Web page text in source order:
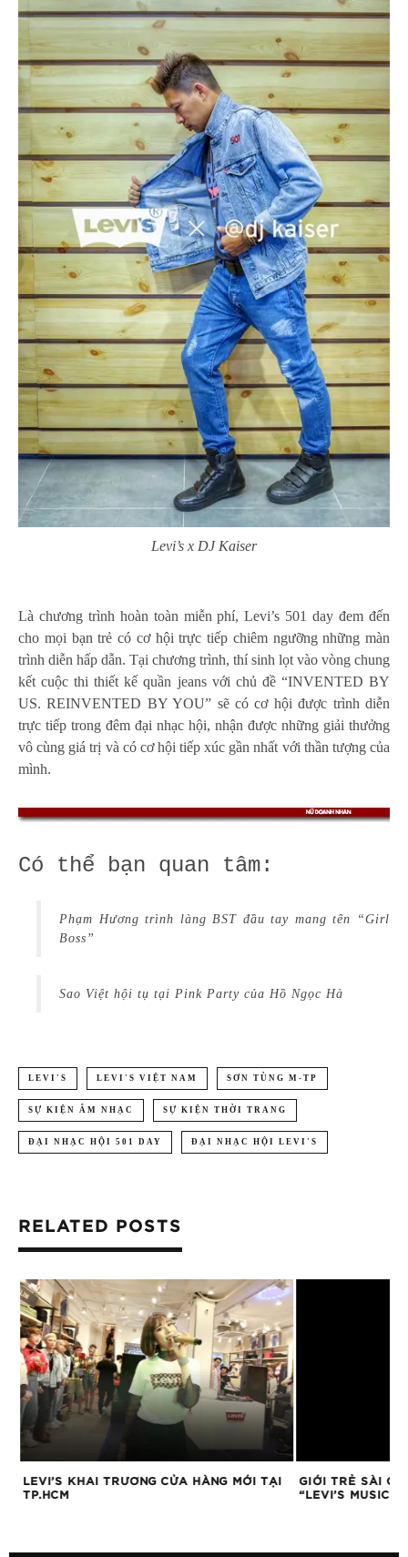
Levi’s x DJ Kaiser
Là chương trình hoàn toàn miễn phí, Levi’s 501 day đem đến
cho mọi bạn trẻ có cơ hội trực tiếp chiêm ngưỡng những màn
trình diễn hấp dẫn. Tại chương trình, thí sinh lọt vào vòng chung
kết cuộc thi thiết kế quần jeans với chủ đề “INVENTED BY
US. REINVENTED BY YOU” sẽ có cơ hội được trình diễn
trực tiếp trong đêm đại nhạc hội, nhận được những giải thưởng
vô cùng giá trị và có cơ hội tiếp xúc gần nhất với thần tượng của
mình.
Có thể bạn quan tâm:
Phạm Hương trình làng BST đầu tay mang tên “Girl
Boss”
Sao Việt hội tụ tại Pink Party của Hồ Ngọc Hà
LEVI'S LEVI'S VIỆT NAM SƠN TÙNG M-TP
SỰ KIỆN ÂM NHẠC SỰ KIỆN THỜI TRANG
ĐẠI NHẠC HỘI 501 DAY ĐẠI NHẠC HỘI LEVI'S
RELATED POSTS
LEVI’S KHAI TRƯƠNG CỬA HÀNG MỚI TẠI
TP.HCM
GIỚI TRẺ SÀI
“LEVI’S MUSIC